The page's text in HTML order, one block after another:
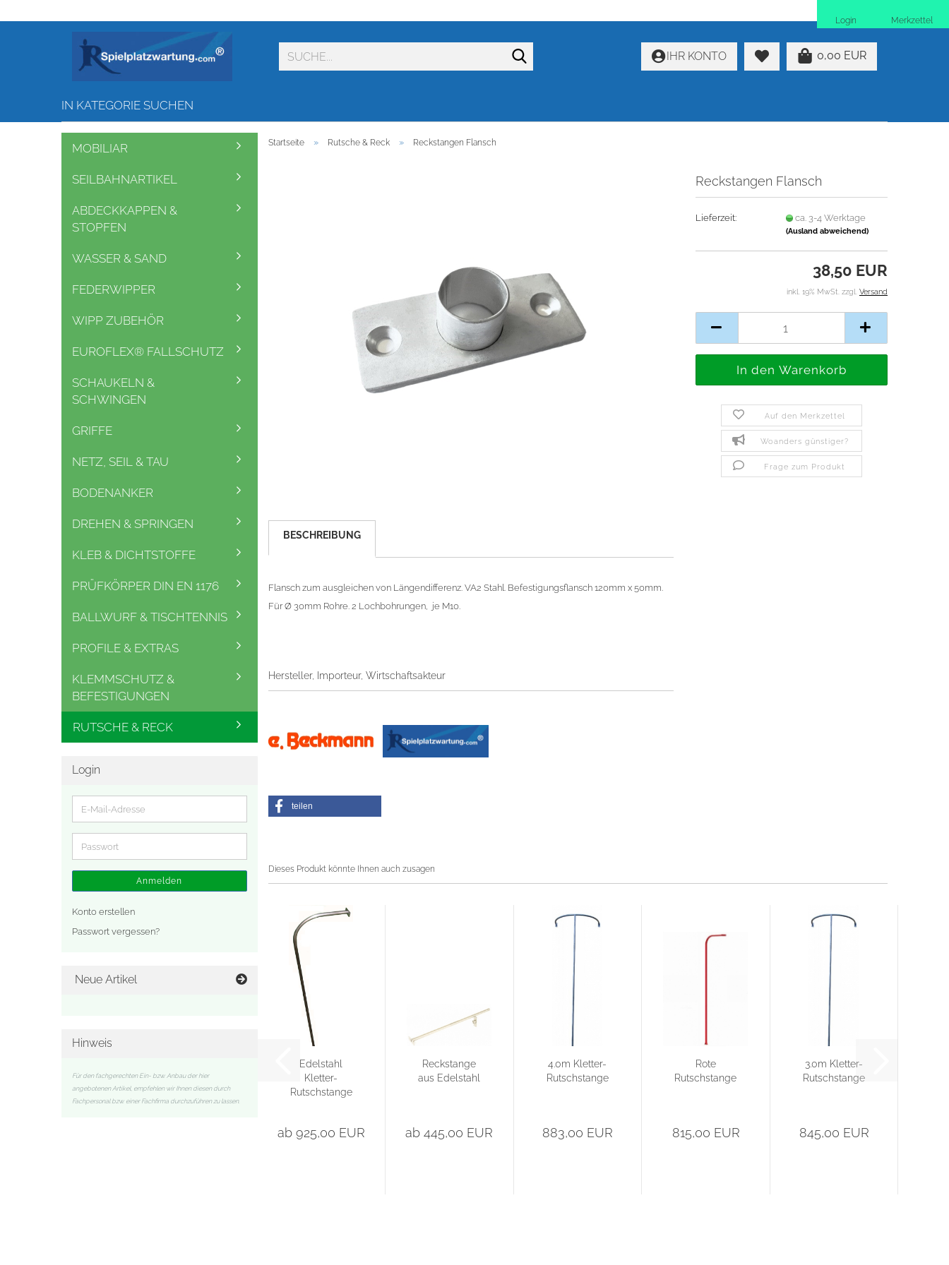
Login Merkzettel
0,00 EUR
IHR KONTO
IN KATEGORIE SUCHEN
Startseite » Rutsche & Reck » Reckstangen Flansch
Reckstangen Flansch
Lieferzeit: ca. 3-4 Werktage
(Ausland abweichend)
38,50 EUR
inkl. 19% MwSt. zzgl. Versand
Auf den Merkzettel
Woanders günstiger?
Frage zum Produkt
BESCHREIBUNG
Flansch zum ausgleichen von Längendifferenz. VA2 Stahl. Befestigungsflansch 120mm x 50mm.
Für Ø 30mm Rohre. 2 Lochbohrungen, je M10.
Hersteller, Importeur, Wirtschaftsakteur
teilen
Dieses Produkt könnte Ihnen auch zusagen
Edelstahl
Kletter-
Rutschstange
ab 925,00 EUR
Reckstange
aus Edelstahl
ab 445,00 EUR
4.0m Kletter-
Rutschstange
883,00 EUR
Rote
Rutschstange
815,00 EUR
3.0m Kletter-
Rutschstange
845,00 EUR
MOBILIAR
SEILBAHNARTIKEL
ABDECKKAPPEN &
STOPFEN
WASSER & SAND
FEDERWIPPER
WIPP ZUBEHÖR
EUROFLEX® FALLSCHUTZ
SCHAUKELN &
SCHWINGEN
GRIFFE
NETZ, SEIL & TAU
BODENANKER
DREHEN & SPRINGEN
KLEB & DICHTSTOFFE
PRÜFKÖRPER DIN EN 1176
BALLWURF & TISCHTENNIS
PROFILE & EXTRAS
KLEMMSCHUTZ &
BEFESTIGUNGEN
RUTSCHE & RECK
Login
E-
Mail-
Adresse
Passwort
Anmelden
Konto erstellen
Passwort vergessen?
Neue Artikel
Hinweis
Für den fachgerechten Ein- bzw. Anbau der hier
angebotenen Artikel, empfehlen wir Ihnen diesen durch
Fachpersonal bzw. einer Fachfirma durchzuführen zu lassen.